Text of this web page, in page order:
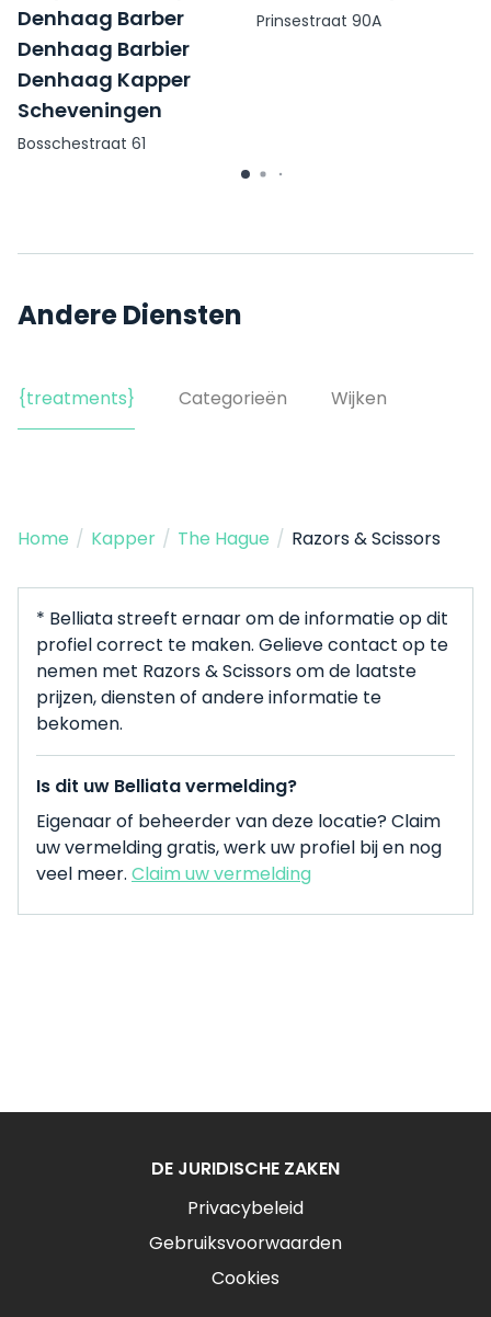
Denhaag Barber
Denhaag Barbier
Denhaag Kapper
Scheveningen
Bosschestraat 61
Prinsestraat 90A
Andere Diensten
{treatments} Categorieën Wijken
Home / Kapper / The Hague / Razors & Scissors
* Belliata streeft ernaar om de informatie op dit
profiel correct te maken. Gelieve contact op te
nemen met Razors & Scissors om de laatste
prijzen, diensten of andere informatie te
bekomen.
Is dit uw Belliata vermelding?
Eigenaar of beheerder van deze locatie? Claim
uw vermelding gratis, werk uw profiel bij en nog
veel meer. Claim uw vermelding
DE JURIDISCHE ZAKEN
Privacybeleid
Gebruiksvoorwaarden
Cookies